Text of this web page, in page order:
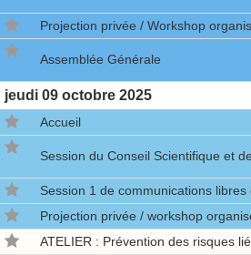
Projection privée / Workshop
Assemblée Générale
jeudi 09 octobre 2025
Accueil
Session du Conseil Scientifique et
Session 1 de communications libres
Projection privée / workshop
ATELIER : Prévention des risques